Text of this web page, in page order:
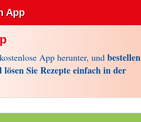
App
App herunter, und bestellen
Sie Rezepte einfach in der